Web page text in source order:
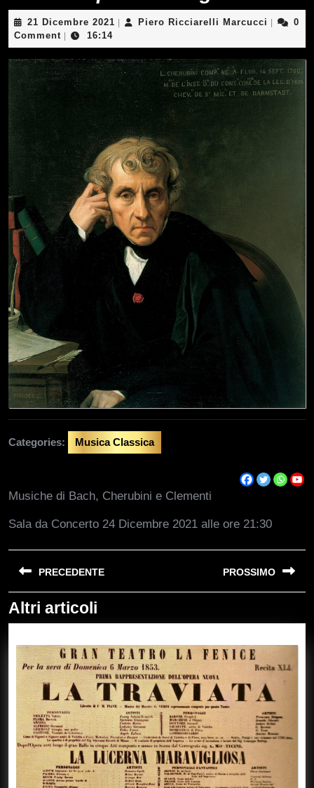
21 Dicembre 2021 21
2021
Piero Ricciarelli Marcucci Piero
Marcucci
0
Comment
16:14
Categories: Musica Classica
Musiche di Bach, Cherubini e Clementi
Sala da Concerto 24 Dicembre 2021 alle ore 21:30
Navigazione
articoliPRECEDENTE
Previous
post:
PROSSIMO
post:
Altri articoli